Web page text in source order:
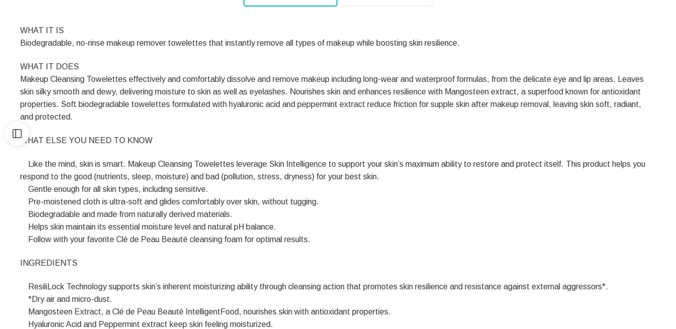
WHAT IT IS
Biodegradable, no-rinse makeup remover towelettes that instantly remove all types of makeup while boosting skin resilience.
WHAT IT DOES
Makeup Cleansing Towelettes effectively and comfortably dissolve and remove makeup including long-wear and waterproof formulas, from the delicate eye and lip areas. Leaves
skin silky smooth and dewy, delivering moisture to skin as well as eyelashes. Nourishes skin and enhances resilience with Mangosteen extract, a superfood known for antioxidant
properties. Soft biodegradable towelettes formulated with hyaluronic acid and peppermint extract reduce friction for supple skin after makeup removal, leaving skin soft, radiant,
and protected.
WHAT ELSE YOU NEED TO KNOW
Like the mind, skin is smart. Makeup Cleansing Towelettes leverage Skin Intelligence to support your skin’s maximum ability to restore and protect itself. This product helps you
respond to the good (nutrients, sleep, moisture) and bad (pollution, stress, dryness) for your best skin.
Gentle enough for all skin types, including sensitive.
Pre-moistened cloth is ultra-soft and glides comfortably over skin, without tugging.
Biodegradable and made from naturally derived materials.
Helps skin maintain its essential moisture level and natural pH balance.
Follow with your favorite Clé de Peau Beauté cleansing foam for optimal results.
INGREDIENTS
ResiliLock Technology supports skin’s inherent moisturizing ability through cleansing action that promotes skin resilience and resistance against external aggressors*.
*Dry air and micro-dust.
Mangosteen Extract, a Clé de Peau Beauté IntelligentFood, nourishes skin with antioxidant properties.
Hyaluronic Acid and Peppermint extract keep skin feeling moisturized.